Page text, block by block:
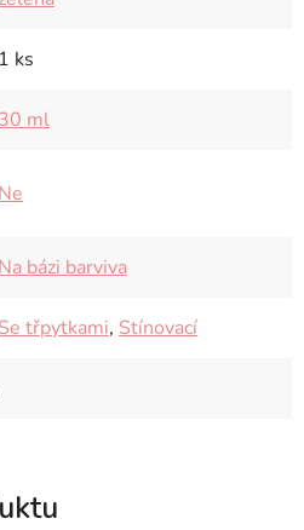
1 ks
30 ml
Ne
Na bázi barviva
Se třpytkami, Stínovací